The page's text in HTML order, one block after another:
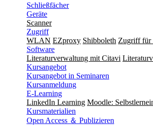
Schließfächer
Geräte
Scanner
Zugriff
WLAN EZproxy Shibboleth Zugriff für
Software
Literaturverwaltung mit Citavi
Kursangebot
Kursangebot in Seminaren
Kursanmeldung
E-Learning
LinkedIn Learning Moodle:
Kursmaterialien
Open Access ＆ Publizieren